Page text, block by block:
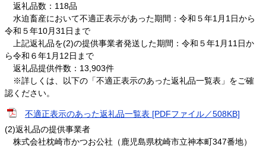
返礼品数：118品
水迫畜産において不適正表示があった期間：令和５年1月1日から
令和５年10月31日まで
上記返礼品を(2)の提供事業者発送した期間：令和５年1月11日か
ら令和６年1月12日まで
返礼品提供件数：13,903件
※詳しくは、以下の「不適正表示のあった返礼品一覧表」をご確
認ください。
不適正表示のあった返礼品一覧表 [PDFファイル／508KB]
(2)返礼品の提供事業者
株式会社枕崎市かつお公社（鹿児島県枕崎市立神本町347番地）